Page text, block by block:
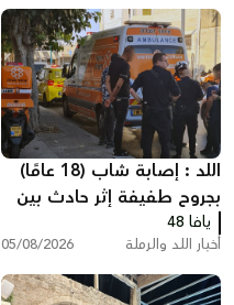
اللد : إصابة شاب (18 عامًا)
بجروح طفيفة إثر حادث بين
مركبة وشاحنة سحب
يافا 48
أخبار اللد والرملة 05/08/2026